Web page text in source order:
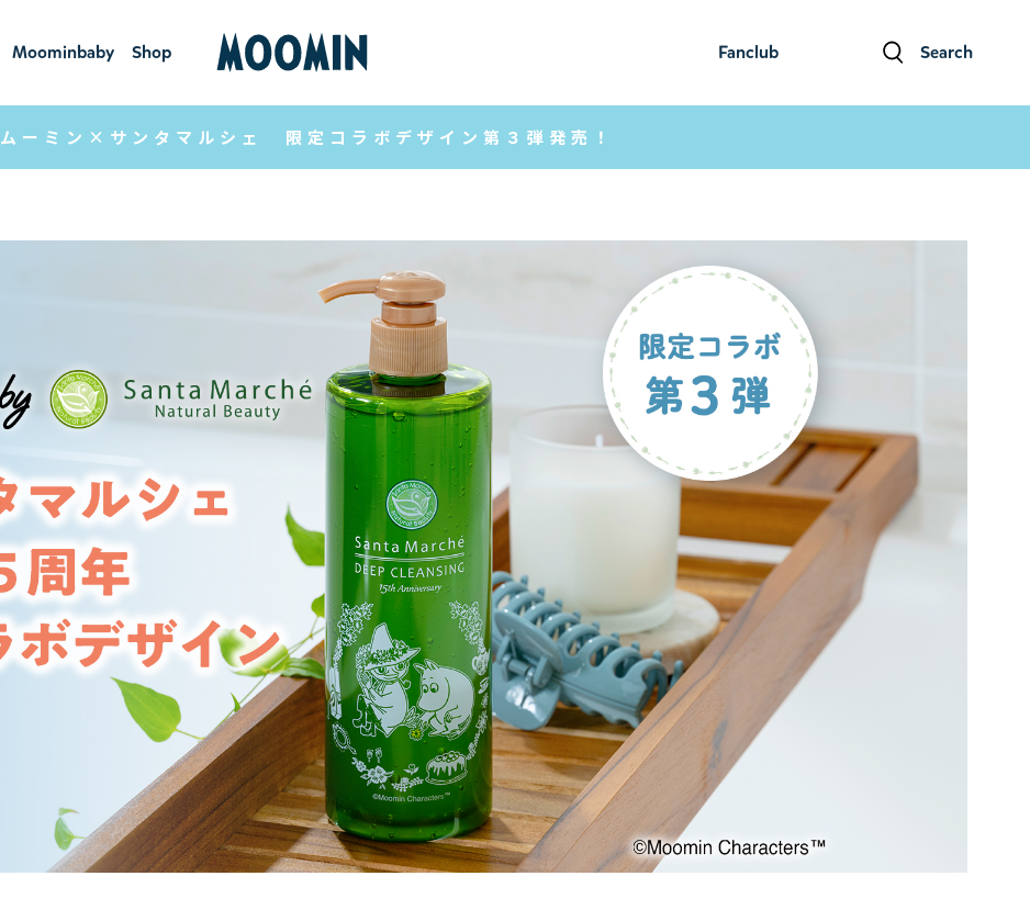
Fanclub Search
Moominbaby
ムーミンベ
ビー
Shop
ショ
ップ
ムーミン×サンタマルシェ 限定コラボデザイン第３弾発売！